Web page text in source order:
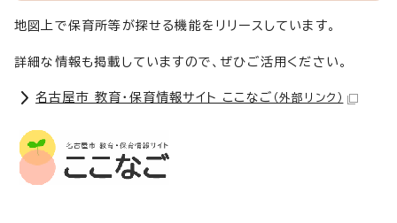
地図上で保育所等が探せる機能をリリースしています。
詳細な情報も掲載していますので、ぜひご活用ください。
名古屋市 教育・保育情報サイト ここなご （外部リンク）